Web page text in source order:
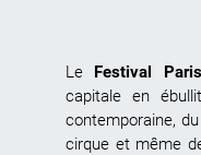
Le Festival
capitale en
contemporaine,
cirque et même